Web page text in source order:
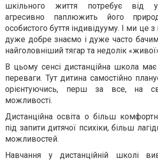
шкільного життя потребує від
агресивно паплюжить його
особистого буття індивідууму. І ми це
дуже добре знаємо і дуже часто
найголовніший тягар та недолік
В цьому сенсі дистанційна школа має
переваги. Тут дитина самостійно
орієнтуючись, перш за все, на
можливості.
Дистанційна освіта о більш
під запити дитячої психіки, більш
можливостей.
Навчання у дистанційній школі